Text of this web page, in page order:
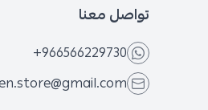
تواصل معنا
+966566229730